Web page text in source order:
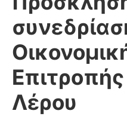
Λέρου